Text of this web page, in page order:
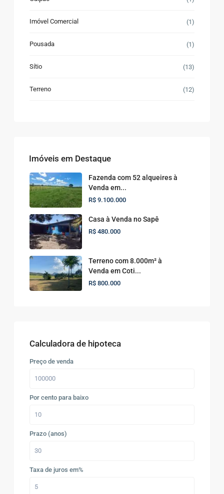
Imóvel Comercial (1)
Pousada (1)
Sítio (13)
Terreno (12)
Imóveis em Destaque
Fazenda com 52 alqueires à
Venda em...
R$ 9.100.000
Casa à Venda no Sapê
R$ 480.000
Terreno com 8.000m² à
Venda em Coti...
R$ 800.000
Calculadora de hipoteca
Preço de venda
Por cento para baixo
Prazo (anos)
Taxa de juros em%